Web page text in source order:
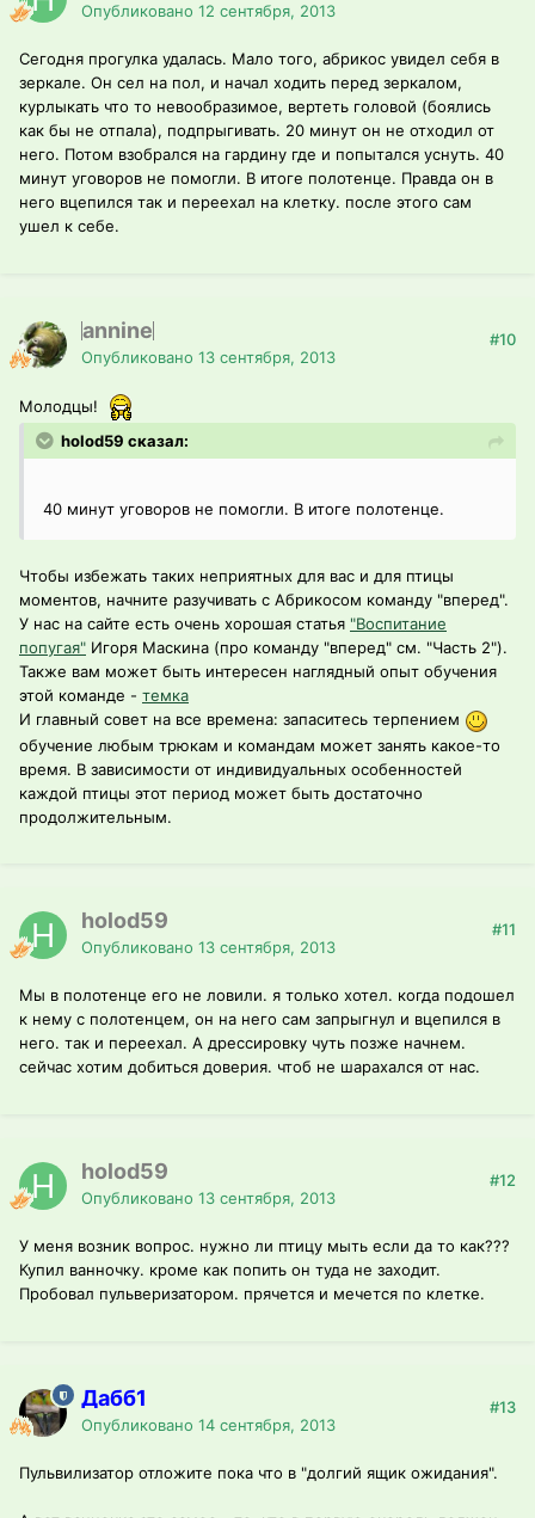
Опубликовано 12 сентября, 2013
Сегодня прогулка удалась. Мало того, абрикос увидел себя в
зеркале. Он сел на пол, и начал ходить перед зеркалом,
курлыкать что то невообразимое, вертеть головой (боялись
как бы не отпала), подпрыгивать. 20 минут он не отходил от
него. Потом взобрался на гардину где и попытался уснуть. 40
минут уговоров не помогли. В итоге полотенце. Правда он в
него вцепился так и переехал на клетку. после этого сам
ушел к себе.
annine
Опубликовано 13 сентября, 2013
#10
Молодцы!
holod59 сказал:
40 минут уговоров не помогли. В итоге полотенце.
Чтобы избежать таких неприятных для вас и для птицы
моментов, начните разучивать с Абрикосом команду "вперед".
У нас на сайте есть очень хорошая статья "Воспитание
попугая" Игоря Маскина (про команду "вперед" см. "Часть 2").
Также вам может быть интересен наглядный опыт обучения
этой команде - темка
И главный совет на все времена: запаситесь терпением
обучение любым трюкам и командам может занять какое-то
время. В зависимости от индивидуальных особенностей
каждой птицы этот период может быть достаточно
продолжительным.
holod59
Опубликовано 13 сентября, 2013
#11
Мы в полотенце его не ловили. я только хотел. когда подошел
к нему с полотенцем, он на него сам запрыгнул и вцепился в
него. так и переехал. А дрессировку чуть позже начнем.
сейчас хотим добиться доверия. чтоб не шарахался от нас.
holod59
Опубликовано 13 сентября, 2013
#12
У меня возник вопрос. нужно ли птицу мыть если да то как???
Купил ванночку. кроме как попить он туда не заходит.
Пробовал пульверизатором. прячется и мечется по клетке.
Дабб1
Опубликовано 14 сентября, 2013
#13
Пульвилизатор отложите пока что в "долгий ящик ожидания".